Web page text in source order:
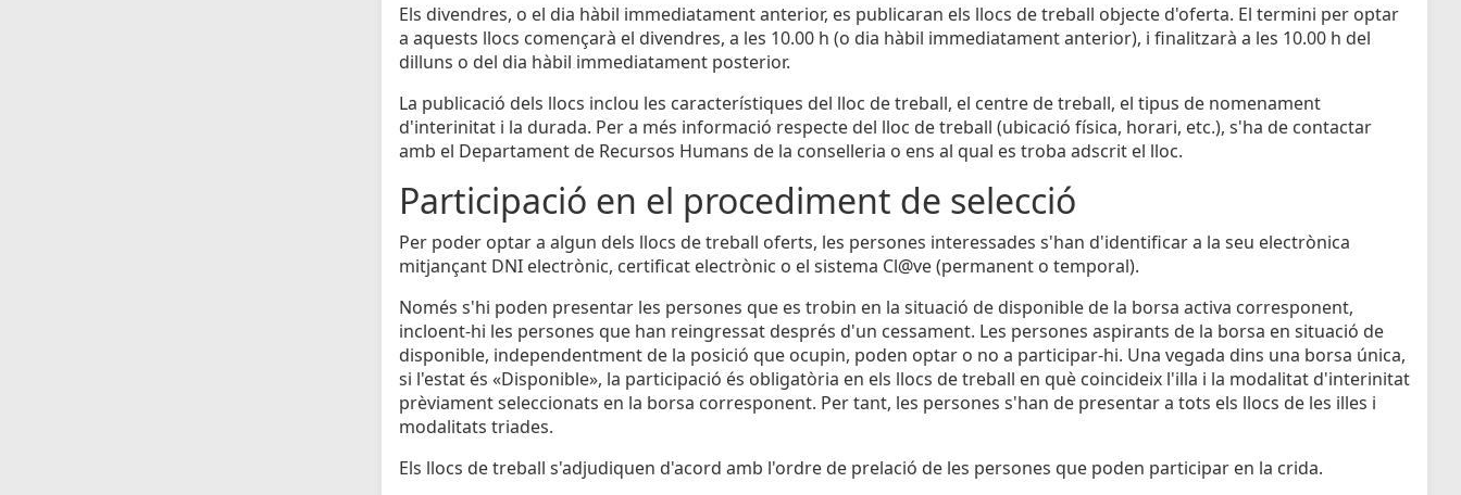
Els divendres, o el dia hàbil immediatament anterior, es publicaran els llocs de treball objecte d'oferta. El termini per optar
a aquests llocs començarà el divendres, a les 10.00 h (o dia hàbil immediatament anterior), i finalitzarà a les 10.00 h del
dilluns o del dia hàbil immediatament posterior.
La publicació dels llocs inclou les característiques del lloc de treball, el centre de treball, el tipus de nomenament
d'interinitat i la durada. Per a més informació respecte del lloc de treball (ubicació física, horari, etc.), s'ha de contactar
amb el Departament de Recursos Humans de la conselleria o ens al qual es troba adscrit el lloc.
Participació en el procediment de selecció
Per poder optar a algun dels llocs de treball oferts, les persones interessades s'han d'identificar a la seu electrònica
mitjançant DNI electrònic, certificat electrònic o el sistema Cl@ve (permanent o temporal).
Només s'hi poden presentar les persones que es trobin en la situació de disponible de la borsa activa corresponent,
incloent-hi les persones que han reingressat després d'un cessament. Les persones aspirants de la borsa en situació de
disponible, independentment de la posició que ocupin, poden optar o no a participar-hi. Una vegada dins una borsa única,
si l'estat és «Disponible», la participació és obligatòria en els llocs de treball en què coincideix l'illa i la modalitat d'interinitat
prèviament seleccionats en la borsa corresponent. Per tant, les persones s'han de presentar a tots els llocs de les illes i
modalitats triades.
Els llocs de treball s'adjudiquen d'acord amb l'ordre de prelació de les persones que poden participar en la crida.